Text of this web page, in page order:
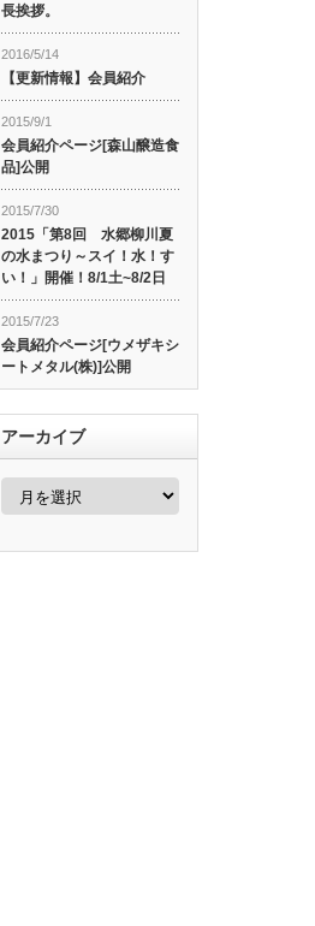
長挨拶。
2016/5/14
【更新情報】会員紹介
2015/9/1
会員紹介ページ[森山醸造食
品]公開
2015/7/30
2015「第8回 水郷柳川夏
の水まつり～スイ！水！す
い！」開催！8/1土~8/2日
2015/7/23
会員紹介ページ[ウメザキシ
ートメタル(株)]公開
アーカイブ